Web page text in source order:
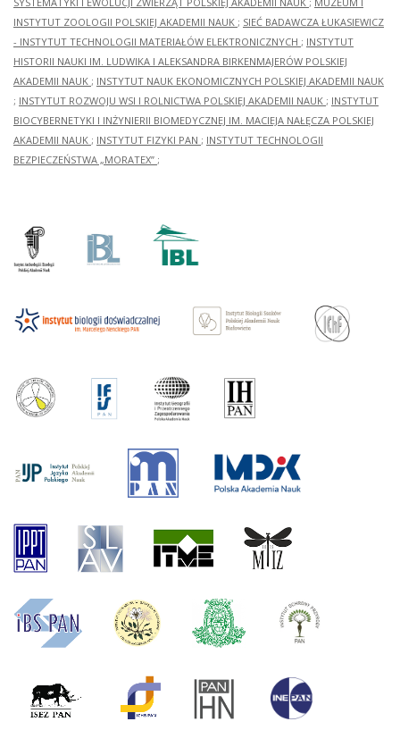
INSTYTUT ZOOLOGII POLSKIEJ AKADEMII NAUK ; SIEĆ BADAWCZA ŁUKASIEWICZ
- INSTYTUT TECHNOLOGII MATERIAŁÓW ELEKTRONICZNYCH ; INSTYTUT
HISTORII NAUKI IM. LUDWIKA I ALEKSANDRA BIRKENMAJERÓW POLSKIEJ
AKADEMII NAUK ; INSTYTUT NAUK EKONOMICZNYCH POLSKIEJ AKADEMII NAUK
; INSTYTUT ROZWOJU WSI I ROLNICTWA POLSKIEJ AKADEMII NAUK ; INSTYTUT
BIOCYBERNETYKI I INŻYNIERII BIOMEDYCZNEJ IM. MACIEJA NAŁĘCZA POLSKIEJ
AKADEMII NAUK ; INSTYTUT FIZYKI PAN ; INSTYTUT TECHNOLOGII
BEZPIECZEŃSTWA „MORATEX” ;